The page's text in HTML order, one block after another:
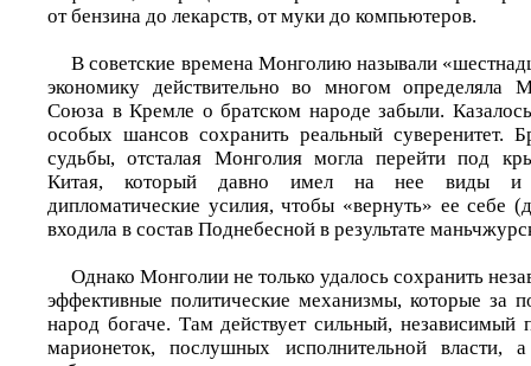
от бензина до лекарств, от муки до компьютеров.
В советские времена Монголию называли
экономику действительно во многом определяла
Союза в Кремле о братском народе забыли.
особых шансов сохранить реальный суверенитет.
судьбы, отсталая Монголия могла перейти под
Китая, который давно имел на нее виды и
дипломатические усилия, чтобы «вернуть» ее себе
входила в состав Поднебесной в результате
Однако Монголии не только удалось сохранить
эффективные политические механизмы, которые за
народ богаче. Там действует сильный, независимый
марионеток, послушных исполнительной власти,